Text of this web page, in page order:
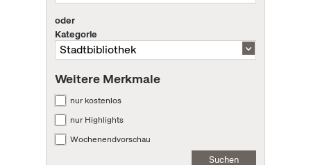
oder
Kategorie
Weitere Merkmale
nur kostenlos
nur Highlights
Wochenendvorschau
Suchen